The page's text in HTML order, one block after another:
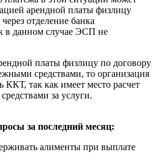
арендной платы физлицу
отделение банка
в данном случае ЭСП не
платы физлицу по договору
средствами, то организация
ККТ, так как имеет место расчет
за услуги.
за последний месяц:
алименты при выплате